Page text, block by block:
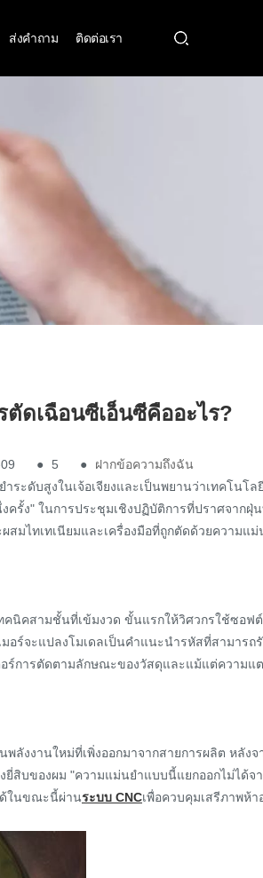
ส่งคำถาม ติดต่อเรา
ตัดเฉือนซีเอ็นซีคืออะไร?
● 5 ●
ฝากข้อความถึงฉัน
ะดับสูงในเจ้อเจียงและเป็นพยานว่าเทคโนโ
ครั้ง" ในการประชุมเชิงปฏิบัติการที่ปราศจาก
ไทเทเนียมและเครื่องมือที่ถูกตัดด้วยความแ
คนิคสามชั้นที่เข้มงวด ขั้นแรกให้วิศวกรใช้ซอฟ
จะแปลงโมเดลเป็นคำแนะนำรหัสที่สามารถรั
การตัดตามลักษณะของวัสดุและแม้แต่ความแ
งงานใหม่ที่เพิ่งออกมาจากสายการผลิต หลัง
สิบของผม "ความแม่นยำแบบนี้แยกออกไม่ได้จ
ด้ในขณะนี้ผ่านระบบ CNCเพื่อควบคุมเสรีภาพห้า